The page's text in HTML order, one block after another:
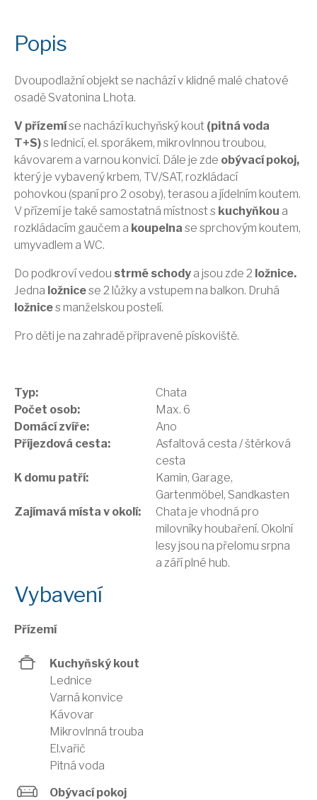
Popis
Dvoupodlažní objekt se nachází v klidné malé chatové
osadě Svatonina Lhota.
V přízemíse nachází kuchyňský kout (pitná voda
T+S)s lednicí, el. sporákem, mikrovlnnou troubou,
kávovarem a varnou konvicí. Dále je zde obývací pokoj,
který je vybavený krbem, TV/SAT, rozkládací
pohovkou (spaní pro 2 osoby), terasou a jídelním koutem.
V přízemí je také samostatná místnost s kuchyňkou a
rozkládacím gaučem a koupelna se sprchovým koutem,
umyvadlem a WC.
Do podkroví vedou strmé schody a jsou zde 2 ložnice.
Jedna ložnicese 2 lůžky a vstupem na balkon. Druhá
ložnices manželskou postelí.
Pro děti je na zahradě připravené pískoviště.
Typ:
Chata
Počet osob:
Max. 6
Domácí zvíře:
Ano
Příjezdová cesta:
Asfaltová cesta / štěrková
cesta
K domu patří:
Kamin, Garage,
Gartenmöbel, Sandkasten
Zajímavá místa v okolí:
Chata je vhodná pro
milovníky houbaření. Okolní
lesy jsou na přelomu srpna
a září plné hub.
Vybavení
Přízemí
Kuchyňský kout
Lednice
Varná konvice
Kávovar
Mikrovlnná trouba
El.vařič
Pitná voda
Obývací pokoj